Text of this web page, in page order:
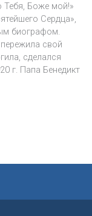
Тебя, Боже мой!»
Сердца»,
биографом.
свой
сделался
г. Папа Бенедикт